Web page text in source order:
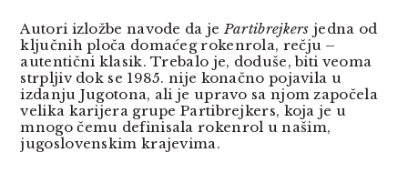
Autori izložbe navode da jePartibrejkers jedna od
ključnih ploča domaćeg rokenrola, rečju –
autentični klasik. Trebalo je, doduše, biti veoma
strpljiv dok se 1985. nije konačno pojavila u
izdanju Jugotona, ali je upravo sa njom započela
velika karijera grupe Partibrejkers, koja je u
mnogo čemu definisala rokenrol u našim,
jugoslovenskim krajevima.